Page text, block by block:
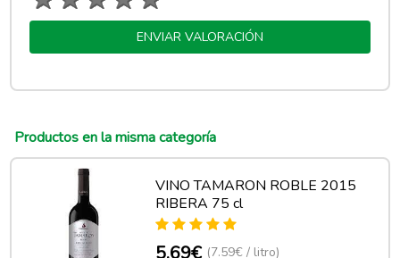
ENVIAR VALORACIÓN
Productos en la misma categoría
VINO TAMARON ROBLE 2015
RIBERA 75 cl
5.69€ (7.59€ / litro)